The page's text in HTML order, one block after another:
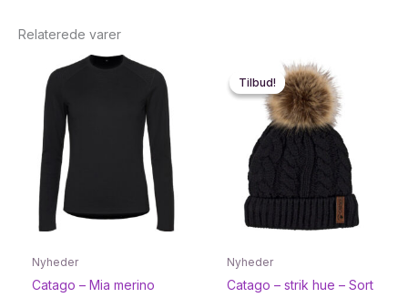
Relaterede varer
Nyheder
Catago – Mia merino
Tilbud!
Tilbud!
Nyheder
Catago – strik hue – Sort